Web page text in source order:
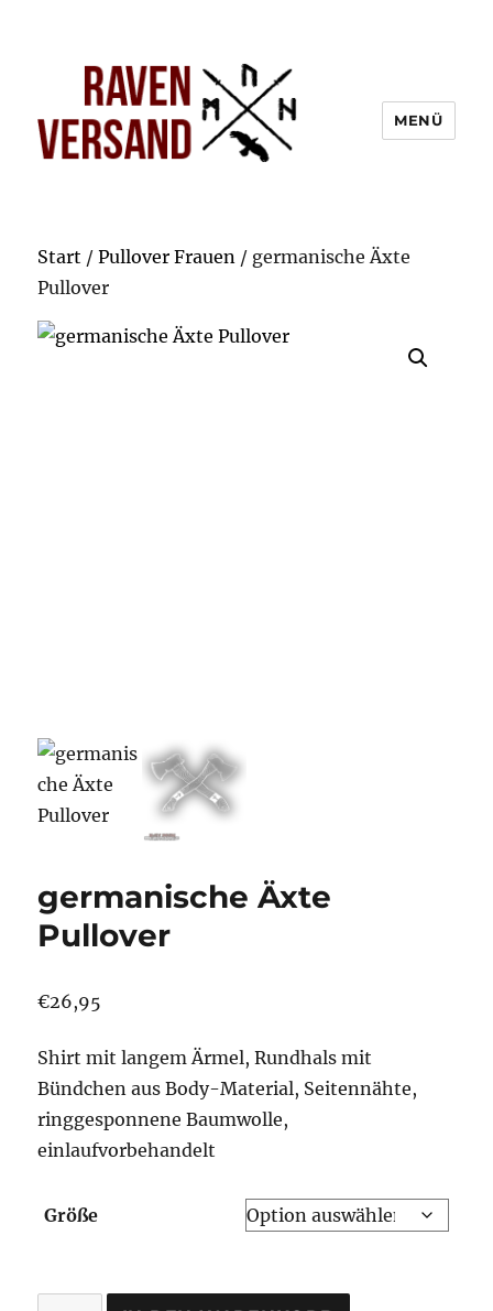
MENÜ
Start /Pullover Frauen / germanische Äxte
Pullover
germanische Äxte
Pullover
€26,95
Shirt mit langem Ärmel, Rundhals mit
Bündchen aus Body-Material, Seitennähte,
ringgesponnene Baumwolle,
einlaufvorbehandelt
Größe